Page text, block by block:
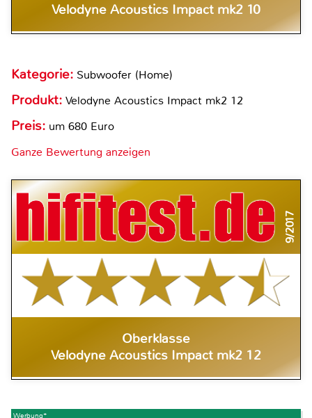
Velodyne Acoustics Impact mk2 10
Kategorie: Subwoofer (Home)
Produkt: Velodyne Acoustics Impact mk2 12
Preis: um 680 Euro
Ganze Bewertung anzeigen
9/2017
Oberklasse
Velodyne Acoustics Impact mk2 12
Werbung*